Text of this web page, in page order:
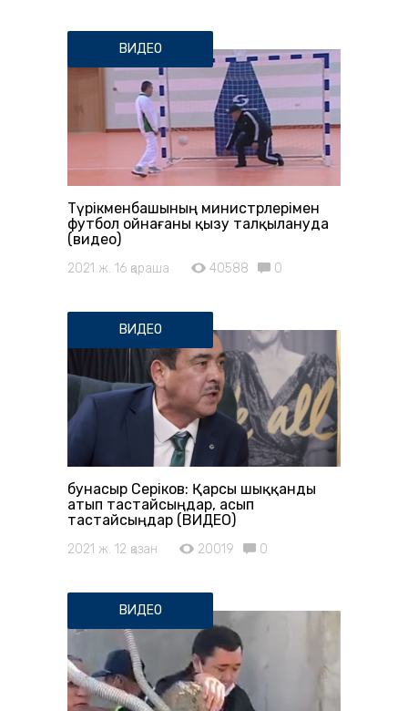
ВИДЕО
Түрікменбашының министрлерімен
футбол ойнағаны қызу талқылануда
(видео)
2021 ж. 16 қараша 40588 0
ВИДЕО
Әбунасыр Серіков: Қарсы шыққанды
атып тастайсыңдар, асып
тастайсыңдар (ВИДЕО)
2021 ж. 12 қазан 20019 0
ВИДЕО